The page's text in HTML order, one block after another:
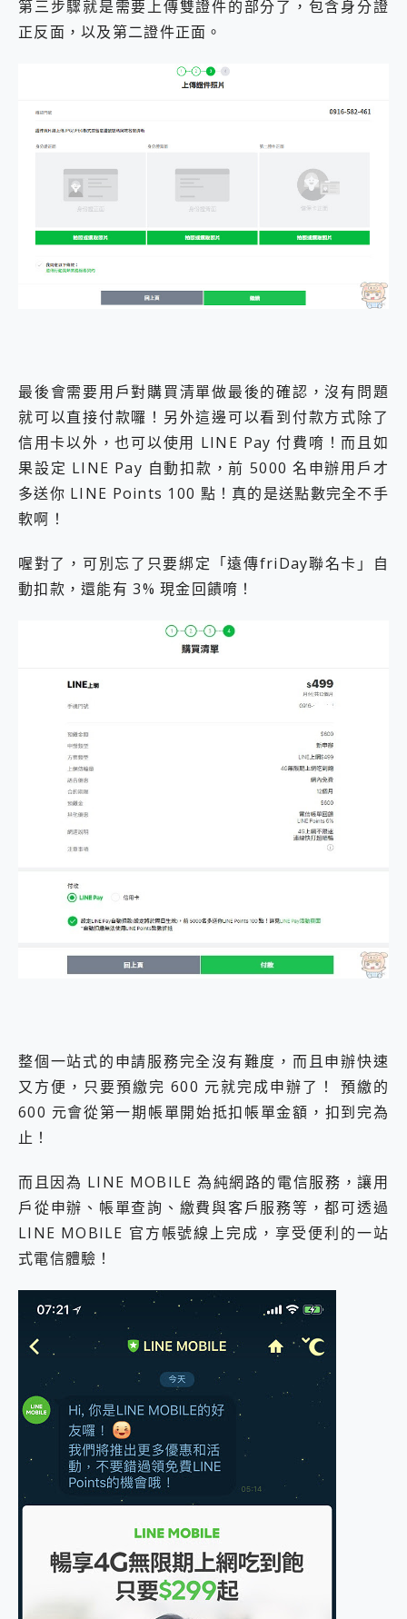
第三步驟就是需要上傳雙證件的部分了，包含身分證
正反面，以及第二證件正面。
最後會需要用戶對購買清單做最後的確認，沒有問題
就可以直接付款囉！另外這邊可以看到付款方式除了
信用卡以外，也可以使用 LINE Pay 付費唷！而且如
果設定 LINE Pay 自動扣款，前 5000 名申辦用戶才
多送你 LINE Points 100 點！真的是送點數完全不手
軟啊！
喔對了，可別忘了只要綁定「遠傳friDay聯名卡」自
動扣款，還能有 3% 現金回饋唷！
整個一站式的申請服務完全沒有難度，而且申辦快速
又方便，只要預繳完 600 元就完成申辦了！ 預繳的
600 元會從第一期帳單開始抵扣帳單金額，扣到完為
止！
而且因為 LINE MOBILE 為純網路的電信服務，讓用
戶從申辦、帳單查詢、繳費與客戶服務等，都可透過
LINE MOBILE 官方帳號線上完成，享受便利的一站
式電信體驗！